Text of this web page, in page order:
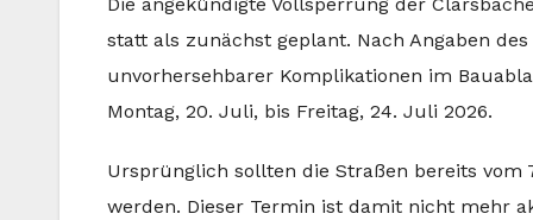
statt als zunächst geplant. Nach Angaben
unvorhersehbarer Komplikationen im
Montag, 20. Juli, bis Freitag, 24. Juli 2026.
Ursprünglich sollten die Straßen bereits vom
werden. Dieser Termin ist damit nicht mehr